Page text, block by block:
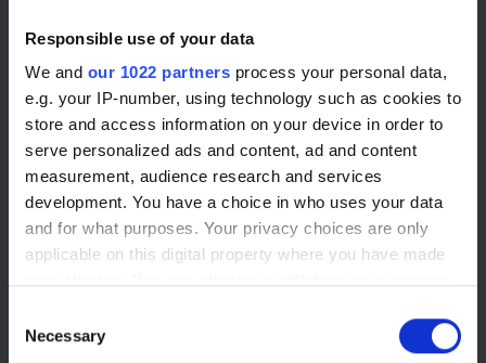
Responsible use of your data
We and our 1022 partners process your personal data,
e.g. your IP-number, using technology such as cookies to
store and access information on your device in order to
serve personalized ads and content, ad and content
measurement, audience research and services
development. You have a choice in who uses your data
and for what purposes. Your privacy choices are only
applicable on this digital property where you have made
the Privacy trigger icon.
Selection
Necessary
Plus de 98% de nos clients
sont satisfaits
"SESA SYSTEMS vous accompagne dans le déploiement
de votre LEAN ACADEMY. Le conseil, le suivi, et la qualité
des produits sont des services pour lesquels je suis très
content."
— UIMM pole formation champagne ardenne